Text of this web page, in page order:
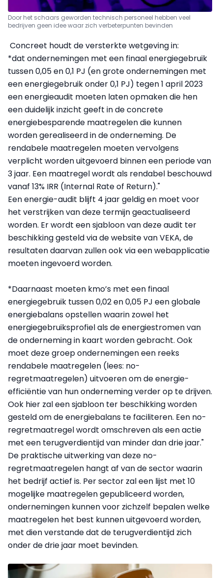
Door het schaars geworden technisch personeel hebben veel
bedrijven geen idee waar zich verbeterpunten bevinden
Concreet houdt de versterkte wetgeving in:
*dat ondernemingen met een finaal energiegebruik
tussen 0,05 en 0,1 PJ (en grote ondernemingen met
een energiegebruik onder 0,1 PJ) tegen 1 april 2023
een energieaudit moeten laten opmaken die hen
een duidelijk inzicht geeft in de concrete
energiebesparende maatregelen die kunnen
worden gerealiseerd in de onderneming. De
rendabele maatregelen moeten vervolgens
verplicht worden uitgevoerd binnen een periode van
3 jaar. Een maatregel wordt als rendabel beschouwd
vanaf 13% IRR (Internal Rate of Return)."
Een energie-audit blijft 4 jaar geldig en moet voor
het verstrijken van deze termijn geactualiseerd
worden. Er wordt een sjabloon van deze audit ter
beschikking gesteld via de website van VEKA, de
resultaten daarvan zullen ook via een webapplicatie
moeten ingevoerd worden.
*Daarnaast moeten kmo’s met een finaal
energiegebruik tussen 0,02 en 0,05 PJ een globale
energiebalans opstellen waarin zowel het
energiegebruiksprofiel als de energiestromen van
de onderneming in kaart worden gebracht. Ook
moet deze groep ondernemingen een reeks
rendabele maatregelen (lees: no-
regretmaatregelen) uitvoeren om de energie-
efficiëntie van hun onderneming verder op te drijven.
Ook hier zal een sjabloon ter beschikking worden
gesteld om de energiebalans te faciliteren. Een no-
regretmaatregel wordt omschreven als een actie
met een terugverdientijd van minder dan drie jaar."
De praktische uitwerking van deze no-
regretmaatregelen hangt af van de sector waarin
het bedrijf actief is. Per sector zal een lijst met 10
mogelijke maatregelen gepubliceerd worden,
ondernemingen kunnen voor zichzelf bepalen welke
maatregelen het best kunnen uitgevoerd worden,
met dien verstande dat de terugverdientijd zich
onder de drie jaar moet bevinden.